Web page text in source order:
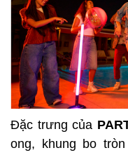
Đặc trưng của
ong, khung bo